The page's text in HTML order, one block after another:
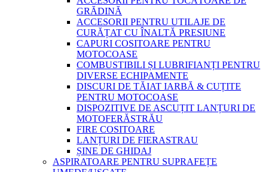
GRĂDINĂ
ACCESORII PENTRU UTILAJE DE
CURĂȚAT CU ÎNALTĂ PRESIUNE
CAPURI COSITOARE PENTRU
MOTOCOASE
COMBUSTIBILI ȘI LUBRIFIANȚI PENTRU
DIVERSE ECHIPAMENTE
DISCURI DE TĂIAT IARBĂ & CUȚITE
PENTRU MOTOCOASE
DISPOZITIVE DE ASCUȚIT LANȚURI DE
MOTOFERĂSTRĂU
FIRE COSITOARE
LANȚURI DE FIERASTRAU
ȘINE DE GHIDAJ
ASPIRATOARE PENTRU SUPRAFEȚE